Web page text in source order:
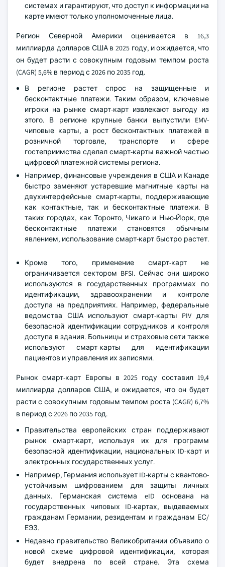
системах и гарантируют, что доступ к информации на
карте имеют только уполномоченные лица.
Регион Северной Америки оценивается в 16,3
миллиарда долларов США в 2025 году, и ожидается, что
он будет расти с совокупным годовым темпом роста
(CAGR) 5,6% в период с 2026 по 2035 год.
В регионе растет спрос на защищенные и
бесконтактные платежи. Таким образом, ключевые
игроки на рынке смарт-карт извлекают выгоду из
этого. В регионе крупные банки выпустили EMV-
чиповые карты, а рост бесконтактных платежей в
розничной торговле, транспорте и сфере
гостеприимства сделал смарт-карты важной частью
цифровой платежной системы региона.
Например, финансовые учреждения в США и Канаде
быстро заменяют устаревшие магнитные карты на
двухинтерфейсные смарт-карты, поддерживающие
как контактные, так и бесконтактные платежи. В
таких городах, как Торонто, Чикаго и Нью-Йорк, где
бесконтактные платежи становятся обычным
явлением, использование смарт-карт быстро растет.
Кроме того, применение смарт-карт не
ограничивается сектором BFSI. Сейчас они широко
используются в государственных программах по
идентификации, здравоохранении и контроле
доступа на предприятиях. Например, федеральные
ведомства США используют смарт-карты PIV для
безопасной идентификации сотрудников и контроля
доступа в здания. Больницы и страховые сети также
используют смарт-карты для идентификации
пациентов и управления их записями.
Рынок смарт-карт Европы в 2025 году составил 19,4
миллиарда долларов США, и ожидается, что он будет
расти с совокупным годовым темпом роста (CAGR) 6,7%
в период с 2026 по 2035 год.
Правительства европейских стран поддерживают
рынок смарт-карт, используя их для программ
безопасной идентификации, национальных ID-карт и
электронных государственных услуг.
Например, Германия использует ID-карты с квантово-
устойчивым шифрованием для защиты личных
данных. Германская система eID основана на
государственных чиповых ID-картах, выдаваемых
гражданам Германии, резидентам и гражданам ЕС/
ЕЭЗ.
Недавно правительство Великобритании объявило о
новой схеме цифровой идентификации, которая
будет внедрена по всей стране. Эта схема